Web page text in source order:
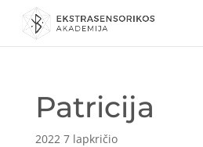
Patricija
2022 7 lapkričio